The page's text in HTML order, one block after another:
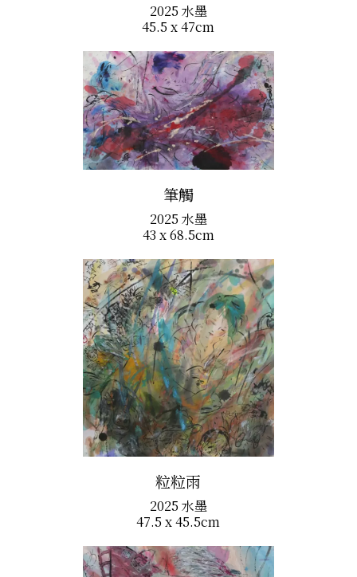
2025 水墨
45.5 x 47cm
筆觸
2025 水墨
43 x 68.5cm
粒粒雨
2025 水墨
47.5 x 45.5cm